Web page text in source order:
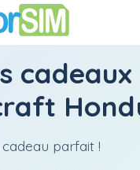
cadeaux
parfait !